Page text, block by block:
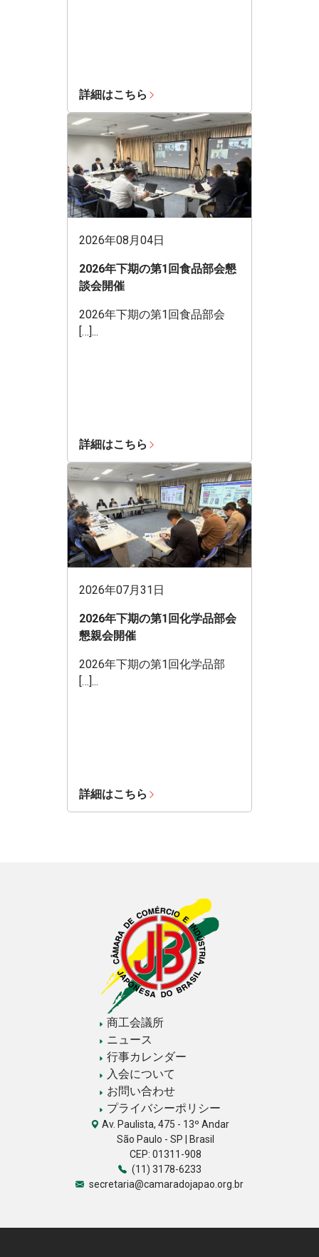
詳細はこちら
2026年08月04日
2026年下期の第1回食品部会懇
談会開催
2026年下期の第1回食品部会
[…]...
詳細はこちら
2026年07月31日
2026年下期の第1回化学品部会
懇親会開催
2026年下期の第1回化学品部
[…]...
詳細はこちら
商工会議所
ニュース
行事カレンダー
入会について
お問い合わせ
プライバシーポリシー
Av. Paulista, 475 - 13º Andar
São Paulo - SP | Brasil
CEP: 01311-908
(11) 3178-6233
secretaria@camaradojapao.org.br